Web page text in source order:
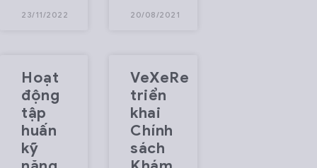
23/11/2022 20/08/2021
Hoạt
động
tập
huấn
kỹ
VeXeRe
triển
khai
Chính
sách